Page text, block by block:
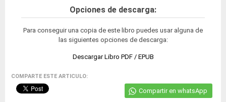
Opciones de descarga:
Para conseguir una copia de este libro puedes usar alguna de
las siguientes opciones de descarga:
Descargar Libro PDF / EPUB
COMPARTE ESTE ARTICULO:
Compartir en whatsApp